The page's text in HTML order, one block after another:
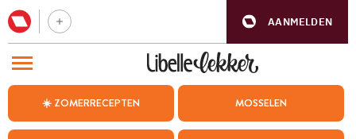
AANMELDEN
☀️ ZOMERRECEPTEN MOSSELEN
BEZOEK ONZE ANDERE WEBSITES